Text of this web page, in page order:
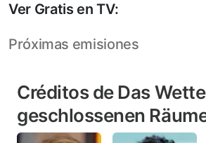
Ver Gratis en TV:
Próximas emisiones
Créditos de Das
geschlossenen